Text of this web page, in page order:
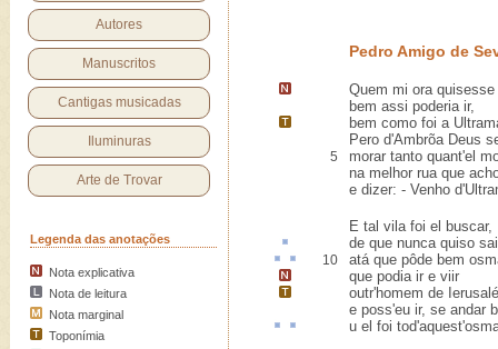
Autores
Manuscritos
Cantigas musicadas
Iluminuras
Arte de Trovar
Legenda das anotações
Nota explicativa
Nota de leitura
Nota marginal
Toponímia
Pedro Amigo de
Quem mi ora quisesse
bem assi poderia ir,
bem como foi a
Pero d'Ambrõa Deus
5
morar tanto quant'el
na melhor rua que
e dizer: - Venho
E tal vila foi el buscar,
de que nunca quiso
10 atáque pôde bem
que podia ir e viir
outr'homem de
e poss'eu ir, se andar
u el foi tod'aquest